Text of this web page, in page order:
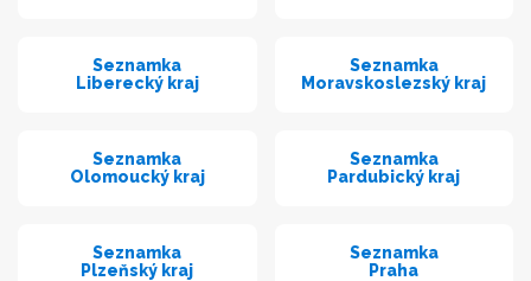
Seznamka
Liberecký kraj
Seznamka
Moravskoslezský kraj
Seznamka
Olomoucký kraj
Seznamka
Pardubický kraj
Seznamka
Plzeňský kraj
Seznamka
Praha